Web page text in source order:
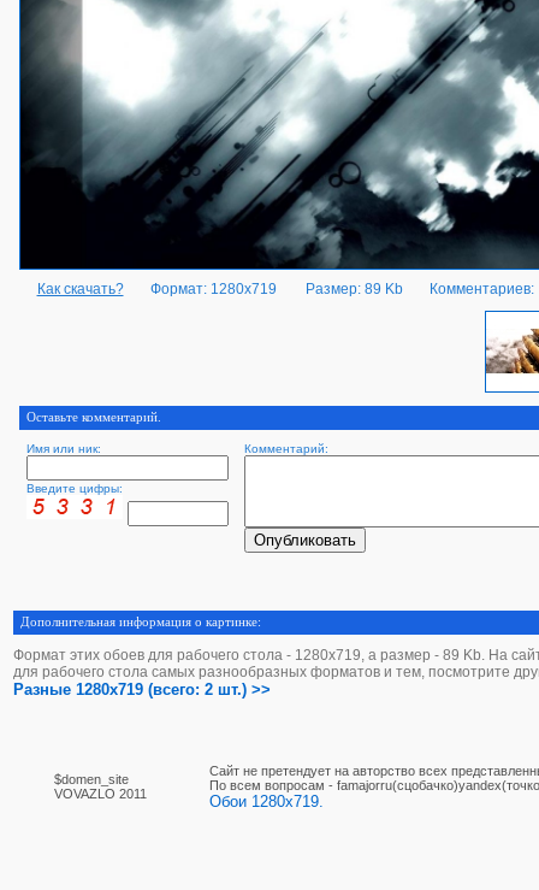
Как скачать? Формат: 1280x719 Размер: 89 Kb Комментариев:
Оставьте комментарий.
Имя или ник: Комментарий:
Введите цифры:
Дополнительная информация о картинке:
Формат этих обоев для рабочего стола - 1280х719, а размер - 89 Kb. На
для рабочего стола самых разнообразных форматов и тем, посмотрите
Разные 1280x719 (всего: 2 шт.) >>
$domen_site
VOVAZLO 2011
Сайт не претендует на авторство всех
По вcем вопросам -
Обои 1280x719.